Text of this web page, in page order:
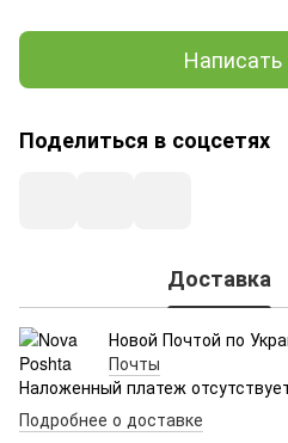
Поделиться в соцсетях
Доставка
Новой Почтой по
Почты
Наложенный платеж
Подробнее о доставке